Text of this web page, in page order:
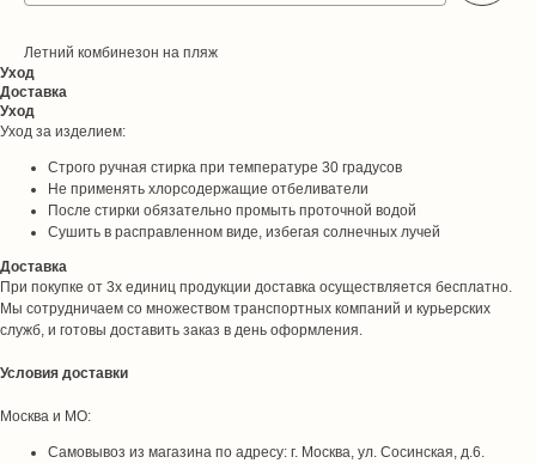
Летний комбинезон на пляж
Уход
Доставка
Уход
Уход за изделием:
Строго ручная стирка при температуре 30 градусов
Не применять хлорсодержащие отбеливатели
После стирки обязательно промыть проточной водой
Сушить в расправленном виде, избегая солнечных лучей
Доставка
При покупке от 3х единиц продукции доставка осуществляется бесплатно.
Мы сотрудничаем со множеством транспортных компаний и курьерских
служб, и готовы доставить заказ в день оформления.
Условия доставки
Москва и МО:
Самовывоз из магазина по адресу: г. Москва, ул. Сосинская, д.6.